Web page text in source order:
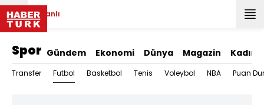
Canlı
Spor Gündem Ekonomi Dünya Magazin Kadın
Transfer Futbol Basketbol Tenis Voleybol NBA Puan